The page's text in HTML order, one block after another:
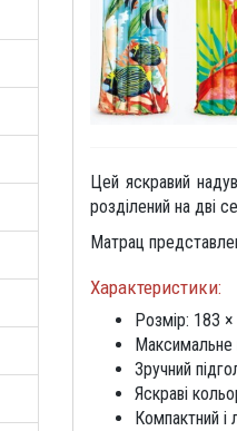
Цей яскравий
розділений на дві
Матрац
Характеристики:
Розмір: 183
Максимальне
Зручний
Яскраві
Компактний і